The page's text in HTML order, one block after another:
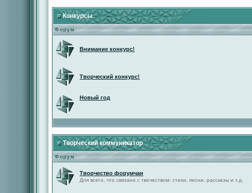
Конкурсы
Форум
Внимание конкурс!
Творческий конкурс!
Новый год
Творческий коммуникатор
Форум
Творчество форумчан
Для всего, что связано с твочеством: стихи, песни, рассказы и т.д.